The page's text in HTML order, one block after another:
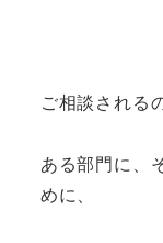
ご相談される
ある部門に、
めに、